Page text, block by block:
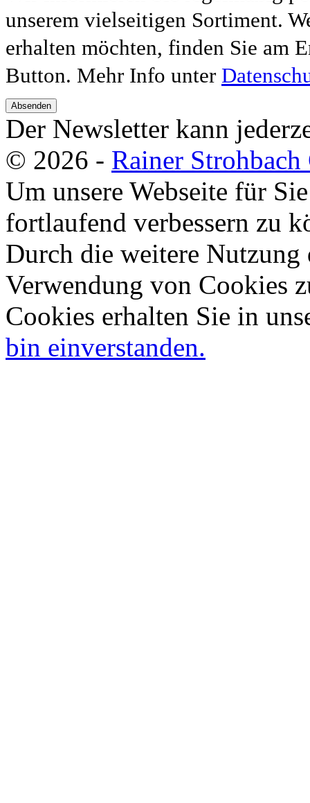
unserem vielseitigen Sortiment.
erhalten möchten, finden Sie am
Button. Mehr Info unter
Absenden
Der Newsletter kann
© 2026 - Rainer
Um unsere Webseite für
fortlaufend verbessern zu
Durch die weitere Nutzung
Verwendung von Cookies
Cookies erhalten Sie in
bin einverstanden.